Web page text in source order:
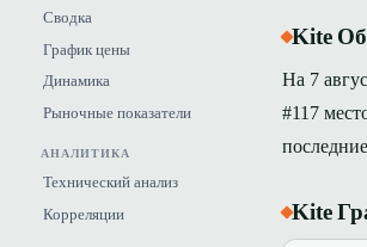
Сводка
График цены
Динамика
Рыночные показатели
АНАЛИТИКА
Технический анализ
Корреляции
Kite
На 7
#117
Kite